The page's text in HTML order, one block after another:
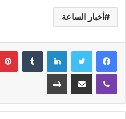
أخبار الساعة
فيسبوك تويتر لينكدإن
ڤايبر مشاركة عبر البريد طباعة